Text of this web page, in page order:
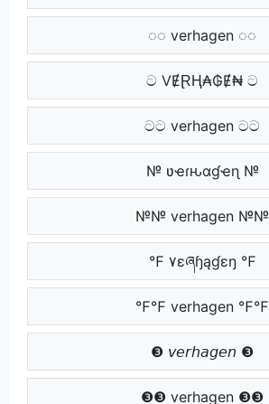
◌◌ verhagen ◌◌
ට VɆⱤⱧ₳₲Ɇ₦ ට
ටට verhagen ටට
№ ʋҽɾԋαɠҽɳ №
№№ verhagen №№
℉ ۷ɛཞɧąɠɛŋ ℉
℉℉ verhagen ℉℉
❸ 𝘷𝘦𝘳𝘩𝘢𝘨𝘦𝘯 ❸
❸❸ verhagen ❸❸